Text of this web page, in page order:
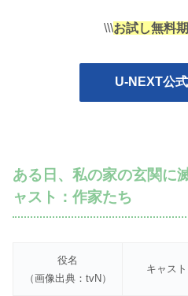
\\\お試し無料
U-NEXT公
ある日、私の家の玄関に
ャスト：作家たち
役名
（画像出典：tvN）
キャスト